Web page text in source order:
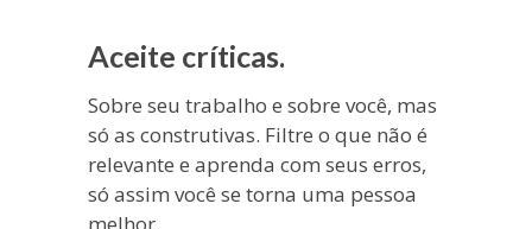
Aceite críticas.
Sobre seu trabalho e sobre você, mas
só as construtivas. Filtre o que não é
relevante e aprenda com seus erros,
só assim você se torna uma pessoa